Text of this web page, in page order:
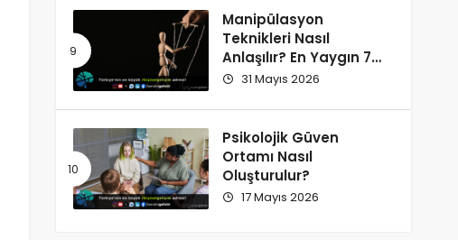
Manipülasyon
Teknikleri Nasıl
Anlaşılır? En Yaygın 7
İşaret
31 Mayıs 2026
Psikolojik Güven
Ortamı Nasıl
Oluşturulur?
17 Mayıs 2026